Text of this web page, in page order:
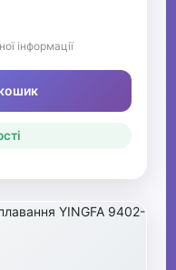
інформації